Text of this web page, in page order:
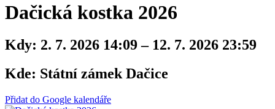
Dačická kostka 2026
Kdy: 2. 7. 2026 14:09 – 12. 7. 2026 23:59
Kde: Státní zámek Dačice
Přidat do Google kalendáře